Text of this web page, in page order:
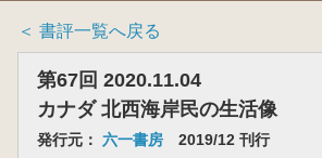
＜ 書評一覧へ戻る
第67回 2020.11.04
カナダ 北西海岸民の生活像
発行元： 六一書房 2019/12 刊行